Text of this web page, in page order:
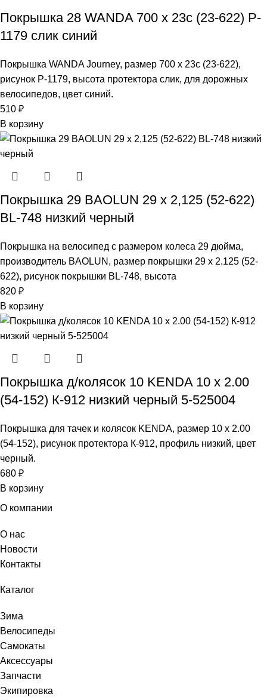
Покрышка 28 WANDA 700 x 23c (23-622) P-
1179 слик синий
Покрышка WANDA Journey, размер 700 х 23c (23-622),
рисунок P-1179, высота протектора слик, для дорожных
велосипедов, цвет синий.
510 ₽
В корзину
Покрышка 29 BAOLUN 29 x 2,125 (52-622)
BL-748 низкий черный
Покрышка на велосипед с размером колеса 29 дюйма,
производитель BAOLUN, размер покрышки 29 х 2.125 (52-
622), рисунок покрышки BL-748, высота
820 ₽
В корзину
Покрышка д/колясок 10 KENDA 10 x 2.00
(54-152) К-912 низкий черный 5-525004
Покрышка для тачек и колясок KENDA, размер 10 x 2.00
(54-152), рисунок протектора К-912, профиль низкий, цвет
черный.
680 ₽
В корзину
О компании
О нас
Новости
Контакты
Каталог
Зима
Велосипеды
Самокаты
Аксессуары
Запчасти
Экипировка